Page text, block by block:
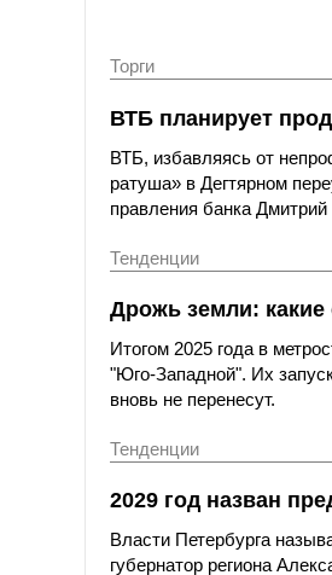
Торги
ВТБ планирует
ВТБ, избавляясь от
ратуша» в Дегтярном
правления банка
Тенденции
Дрожь земли:
Итогом 2025 года в
"Юго-Западной". Их
вновь не перенесут.
Тенденции
2029 год назван
Власти Петербурга
губернатор региона